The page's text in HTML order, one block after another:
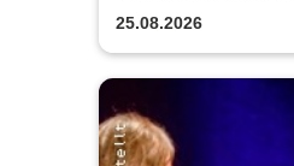
25.08.2026